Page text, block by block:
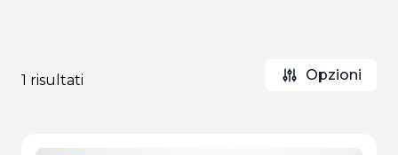
1 risultati Opzioni